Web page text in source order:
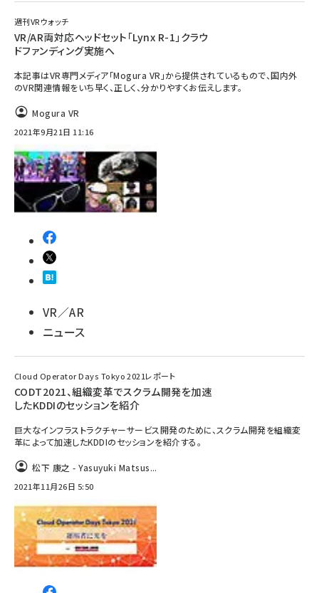
週刊VRウォッチ
VR/AR両対応ヘッドセット「Lynx R-1」クラウ
ドファンディング実施へ
本記事はVR専門メディア「Mogura VR」から提供されているもので、国内外
のVR関連情報をいち早く、正しく、分かりやすくお伝えします。
Mogura VR
2021年9月21日 11:16
VR／AR
ニュース
Cloud Operator Days Tokyo 2021レポート
CODT2021、組織変革でスクラム開発を加速
したKDDIのセッションを紹介
巨大なインフラストラクチャーサービス開発のために、スクラム開発を組織変
革によって加速したKDDIのセッションを紹介する。
松下 康之 - Yasuyuki Matsus...
2021年11月26日 5:50